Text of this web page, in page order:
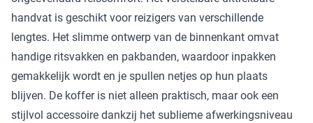
handvat is geschikt voor reizigers van verschillende
lengtes. Het slimme ontwerp van de binnenkant omvat
handige ritsvakken en pakbanden, waardoor inpakken
gemakkelijk wordt en je spullen netjes op hun plaats
blijven. De koffer is niet alleen praktisch, maar ook een
stijlvol accessoire dankzij het sublieme afwerkingsniveau